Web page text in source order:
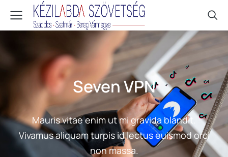
Seven VPN
Mauris vitae enim ut mi gravida blandit.
Vivamus aliquam turpis id lectus euismod orci
non massa.